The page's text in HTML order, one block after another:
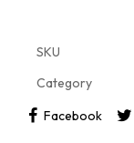
SKU
Category
Facebook